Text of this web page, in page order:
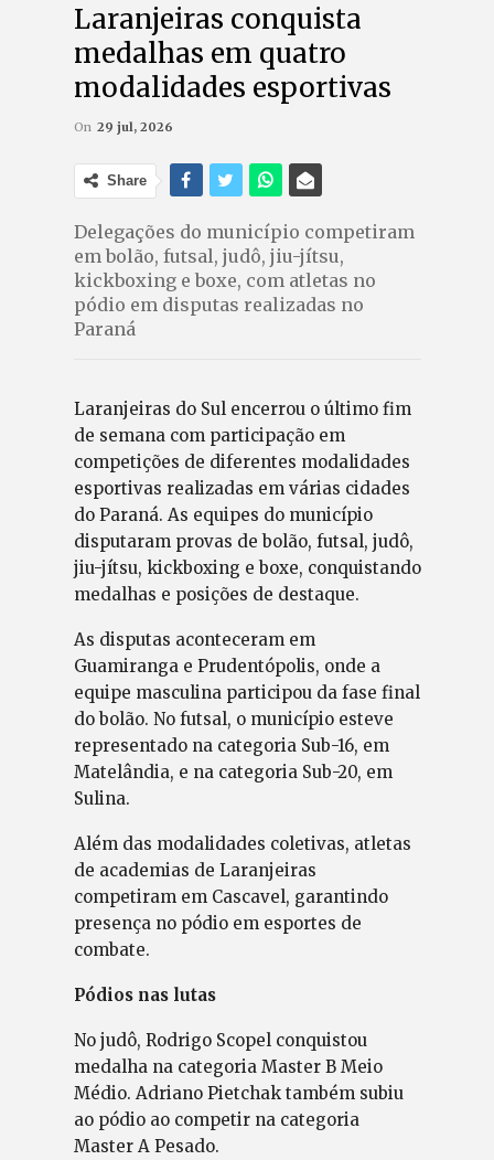
Laranjeiras conquista
medalhas em quatro
modalidades esportivas
On 29 jul, 2026
Share
Delegações do município competiram
em bolão, futsal, judô, jiu-jítsu,
kickboxing e boxe, com atletas no
pódio em disputas realizadas no
Paraná
Laranjeiras do Sul encerrou o último fim
de semana com participação em
competições de diferentes modalidades
esportivas realizadas em várias cidades
do Paraná. As equipes do município
disputaram provas de bolão, futsal, judô,
jiu-jítsu, kickboxing e boxe, conquistando
medalhas e posições de destaque.
As disputas aconteceram em
Guamiranga e Prudentópolis, onde a
equipe masculina participou da fase final
do bolão. No futsal, o município esteve
representado na categoria Sub-16, em
Matelândia, e na categoria Sub-20, em
Sulina.
Além das modalidades coletivas, atletas
de academias de Laranjeiras
competiram em Cascavel, garantindo
presença no pódio em esportes de
combate.
Pódios nas lutas
No judô, Rodrigo Scopel conquistou
medalha na categoria Master B Meio
Médio. Adriano Pietchak também subiu
ao pódio ao competir na categoria
Master A Pesado.